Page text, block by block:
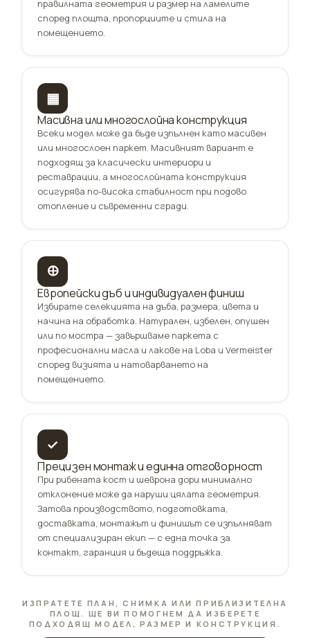
правилната геометрия и размер на ламелите
според площта, пропорциите и стила на
помещението.
▦
Масивна или многослойна конструкция
Всеки модел може да бъде изпълнен като масивен
или многослоен паркет. Масивният вариант е
подходящ за класически интериори и
реставрации, а многослойната конструкция
осигурява по-висока стабилност при подово
отопление и съвременни сгради.
🜨
Европейски дъб и индивидуален финиш
Избирате селекцията на дъба, размера, цвета и
начина на обработка. Натурален, избелен, опушен
или по мостра — завършваме паркета с
професионални масла и лакове на Loba и Vermeister
според визията и натоварването на
помещението.
✓
Прецизен монтаж и единна отговорност
При рибената кост и шеврона дори минимално
отклонение може да наруши цялата геометрия.
Затова производството, подготовката,
доставката, монтажът и финишът се изпълняват
от специализиран екип — с една точка за
контакт, гаранция и бъдеща поддръжка.
ИЗПРАТЕТЕ ПЛАН, СНИМКА ИЛИ ПРИБЛИЗИТЕЛНА
ПЛОЩ. ЩЕ ВИ ПОМОГНЕМ ДА ИЗБЕРЕТЕ
ПОДХОДЯЩ МОДЕЛ, РАЗМЕР И КОНСТРУКЦИЯ.